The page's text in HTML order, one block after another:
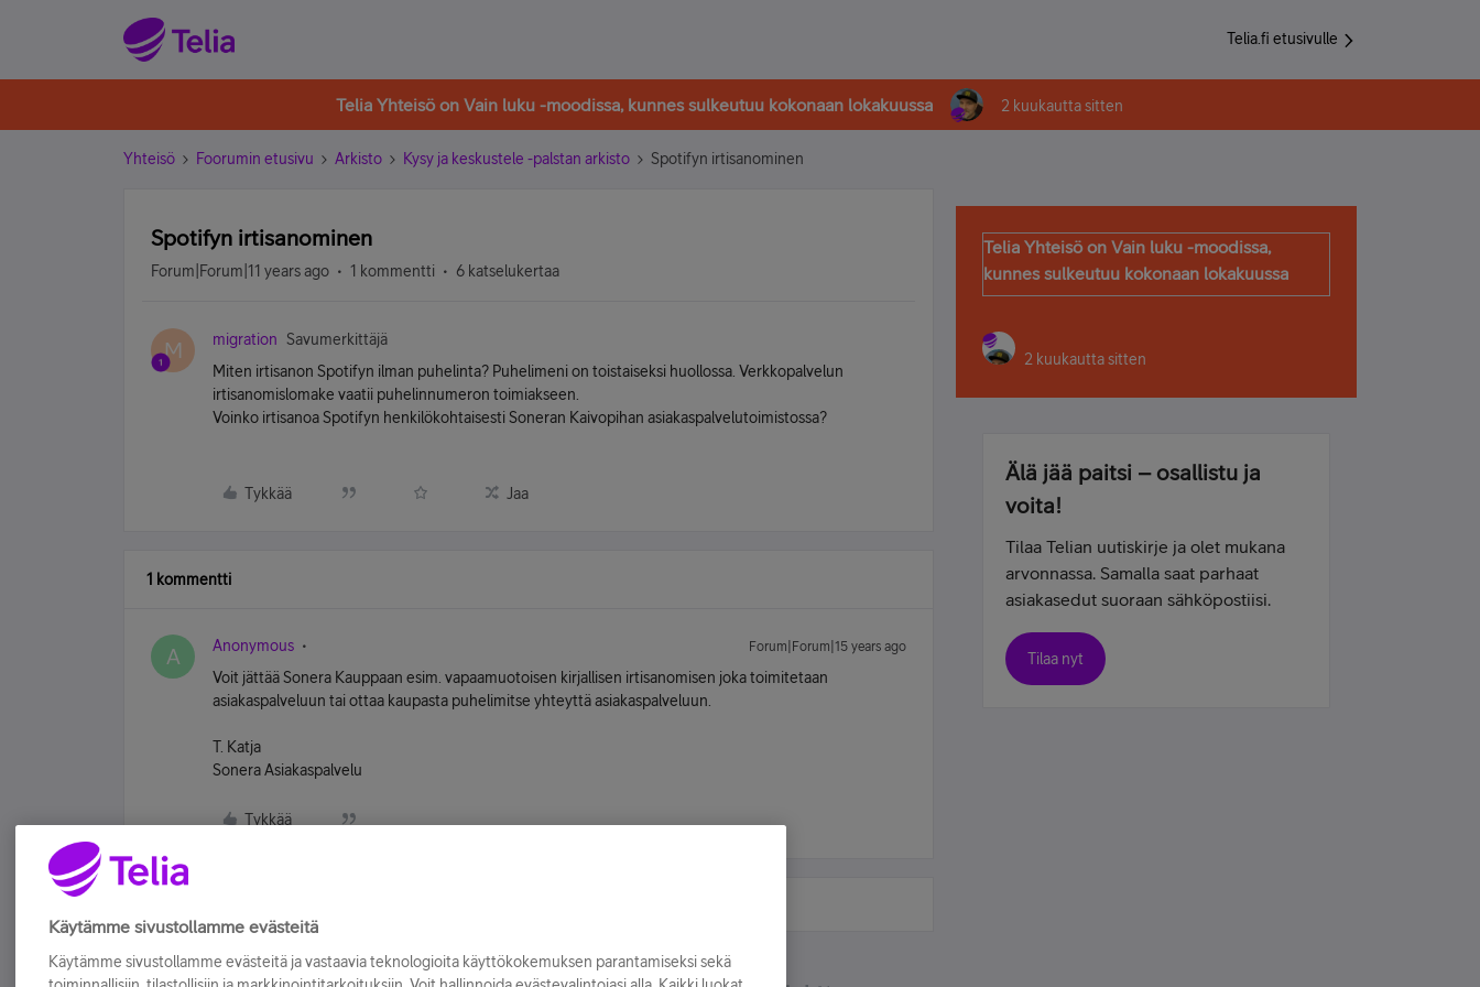
Telia.fi etusivulle
Telia Yhteisö on Vain luku -moodissa, kunnes sulkeutuu kokonaan lokakuussa 2 kuukautta sitten
Yhteisö Foorumin etusivu Arkisto Kysy ja keskustele -palstan arkisto Spotifyn irtisanominen
Spotifyn irtisanominen
Forum|Forum|11 years ago 1 kommentti 6 katselukertaa
M migration
Savumerkittäjä
Miten irtisanon Spotifyn ilman puhelinta? Puhelimeni on toistaiseksi huollossa. Verkkopalvelun
irtisanomislomake vaatii puhelinnumeron toimiakseen.
Voinko irtisanoa Spotifyn henkilökohtaisesti Soneran Kaivopihan asiakaspalvelutoimistossa?
Tykkää Jaa
1 kommentti
A Anonymous Forum|Forum|15 years ago
Voit jättää Sonera Kauppaan esim. vapaamuotoisen kirjallisen irtisanomisen joka toimitetaan
asiakaspalveluun tai ottaa kaupasta puhelimitse yhteyttä asiakaspalveluun.
T. Katja
Sonera Asiakaspalvelu
Tykkää
Telia Yhteisö on Vain luku -moodissa,
kunnes sulkeutuu kokonaan lokakuussa
2 kuukautta sitten
Älä jää paitsi – osallistu ja
voita!
Tilaa Telian uutiskirje ja olet mukana
arvonnassa. Samalla saat parhaat
asiakasedut suoraan sähköpostiisi.
Tilaa nyt
Käytämme sivustollamme evästeitä
Käytämme sivustollamme evästeitä ja vastaavia teknologioita käyttökokemuksen parantamiseksi sekä